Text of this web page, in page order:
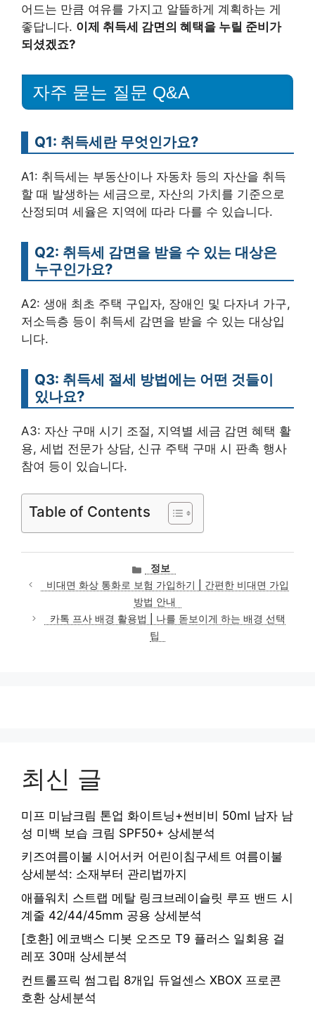
어드는 만큼 여유를 가지고 알뜰하게 계획하는 게
좋답니다. 이제 취득세 감면의 혜택을 누릴 준비가
되셨겠죠?
자주 묻는 질문 Q&A
Q1: 취득세란 무엇인가요?
A1: 취득세는 부동산이나 자동차 등의 자산을 취득
할 때 발생하는 세금으로, 자산의 가치를 기준으로
산정되며 세율은 지역에 따라 다를 수 있습니다.
Q2: 취득세 감면을 받을 수 있는 대상은
누구인가요?
A2: 생애 최초 주택 구입자, 장애인 및 다자녀 가구,
저소득층 등이 취득세 감면을 받을 수 있는 대상입
니다.
Q3: 취득세 절세 방법에는 어떤 것들이
있나요?
A3: 자산 구매 시기 조절, 지역별 세금 감면 혜택 활
용, 세법 전문가 상담, 신규 주택 구매 시 판촉 행사
참여 등이 있습니다.
Table of Contents
카
테
고
리
정보
비대면 화상 통화로 보험 가입하기 | 간편한 비대면 가입
방법 안내
카톡 프사 배경 활용법 | 나를 돋보이게 하는 배경 선택
팁
최신 글
미프 미남크림 톤업 화이트닝+썬비비 50ml 남자 남
성 미백 보습 크림 SPF50+ 상세분석
키즈여름이불 시어서커 어린이침구세트 여름이불
상세분석: 소재부터 관리법까지
애플워치 스트랩 메탈 링크브레이슬릿 루프 밴드 시
계줄 42/44/45mm 공용 상세분석
[호환] 에코백스 디봇 오즈모 T9 플러스 일회용 걸
레포 30매 상세분석
컨트롤프릭 썸그립 8개입 듀얼센스 XBOX 프로콘
호환 상세분석